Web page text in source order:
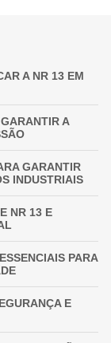
A NR 13 EM
A
GARANTIR
INDUSTRIAIS
NR 13 E
PARA
E